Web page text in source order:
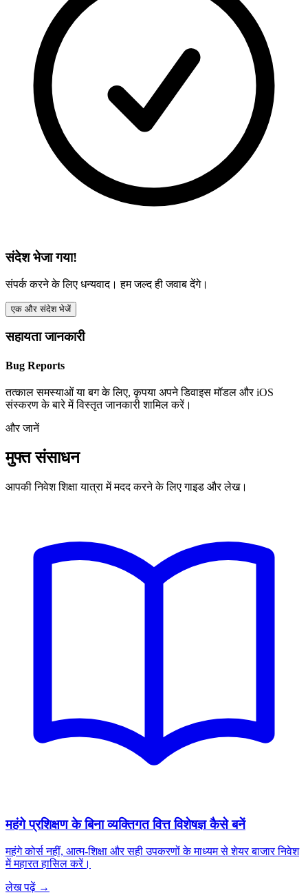
संदेश भेजा गया!
संपर्क करने के लिए धन्यवाद। हम जल्द ही जवाब देंगे।
एक और संदेश भेजें
सहायता जानकारी
Bug Reports
तत्काल समस्याओं या बग के लिए, कृपया अपने डिवाइस मॉडल और iOS
संस्करण के बारे में विस्तृत जानकारी शामिल करें।
और जानें
मुफ्त संसाधन
आपकी निवेश शिक्षा यात्रा में मदद करने के लिए गाइड और लेख।
महंगे प्रशिक्षण के बिना व्यक्तिगत वित्त विशेषज्ञ कैसे बनें
महंगे कोर्स नहीं, आत्म-शिक्षा और सही उपकरणों के माध्यम से शेयर बाजार निवेश
में महारत हासिल करें।
लेख पढ़ें →